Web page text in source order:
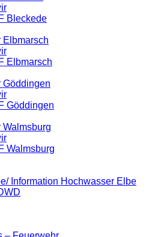
Bleckede
Elbmarsch
Elbmarsch
Göddingen
Göddingen
Walmsburg
Walmsburg
Information Hochwasser Elbe